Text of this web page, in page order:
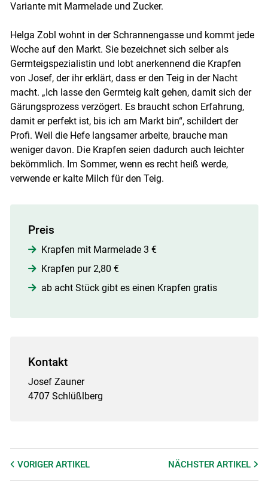
Variante mit Marmelade und Zucker.
Helga Zobl wohnt in der Schrannengasse und kommt jede
Woche auf den Markt. Sie bezeichnet sich selber als
Germteigspezialistin und lobt anerkennend die Krapfen
von Josef, der ihr erklärt, dass er den Teig in der Nacht
macht. „Ich lasse den Germteig kalt gehen, damit sich der
Gärungsprozess verzögert. Es braucht schon Erfahrung,
damit er perfekt ist, bis ich am Markt bin“, schildert der
Profi. Weil die Hefe langsamer arbeite, brauche man
weniger davon. Die Krapfen seien dadurch auch leichter
bekömmlich. Im Sommer, wenn es recht heiß werde,
verwende er kalte Milch für den Teig.
Preis
Krapfen mit Marmelade 3 €
Krapfen pur 2,80 €
ab acht Stück gibt es einen Krapfen gratis
Kontakt
Josef Zauner
4707 Schlüßlberg
VORIGER ARTIKEL NÄCHSTERARTIKEL